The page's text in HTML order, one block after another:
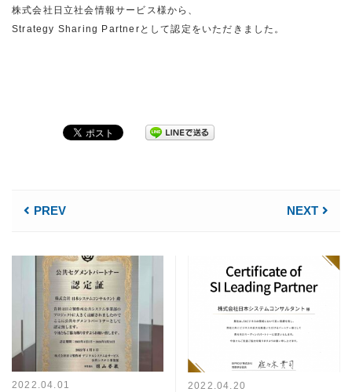
株式会社日立社会情報サービス様から、
Strategy Sharing Partnerとして認定をいただきました。
PREV NEXT
2022.04.01 2022.04.20